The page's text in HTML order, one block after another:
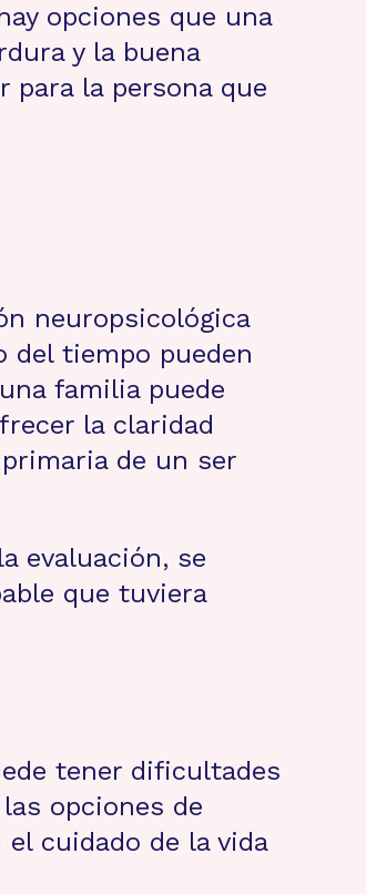
opciones que una
y la buena
para la persona que
neuropsicológica
del tiempo pueden
familia puede
la claridad
de un ser
evaluación, se
que tuviera
tener dificultades
opciones de
cuidado de la vida